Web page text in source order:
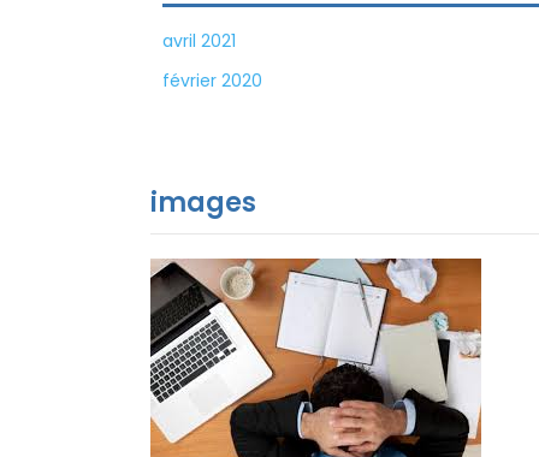
avril 2021
février 2020
images